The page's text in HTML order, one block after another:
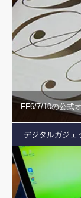
FF6/7/10の公式
デジタルガジェ